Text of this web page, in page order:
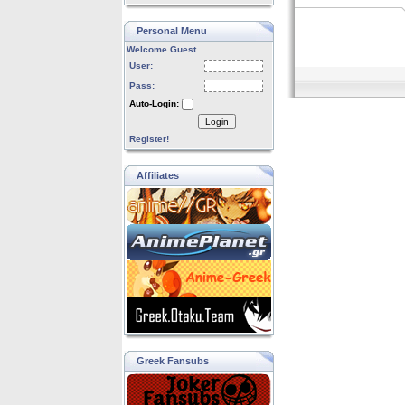
Personal Menu
Welcome Guest
User:
Pass:
Auto-Login:
Login
Register!
Affiliates
Greek Fansubs